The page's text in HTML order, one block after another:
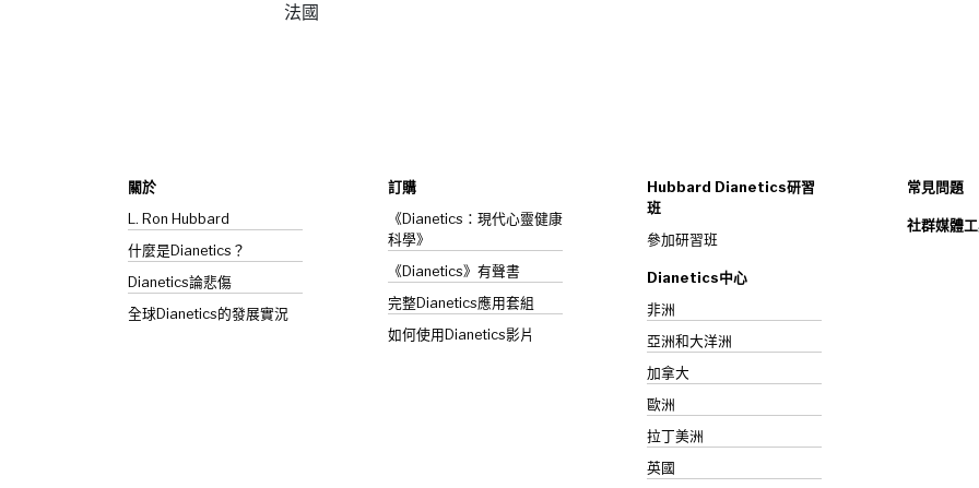
法國
關於
L. Ron Hubbard
什麼是Dianetics？
Dianetics論悲傷
全球Dianetics的發展實況
訂購
《Dianetics：現代心靈健康
科學》
《Dianetics》有聲書
完整Dianetics應用套組
如何使用Dianetics影片
Hubbard Dianetics研習
班
參加研習班
Dianetics中心
非洲
亞洲和大洋洲
加拿大
歐洲
拉丁美洲
英國
常見問題
社群媒體